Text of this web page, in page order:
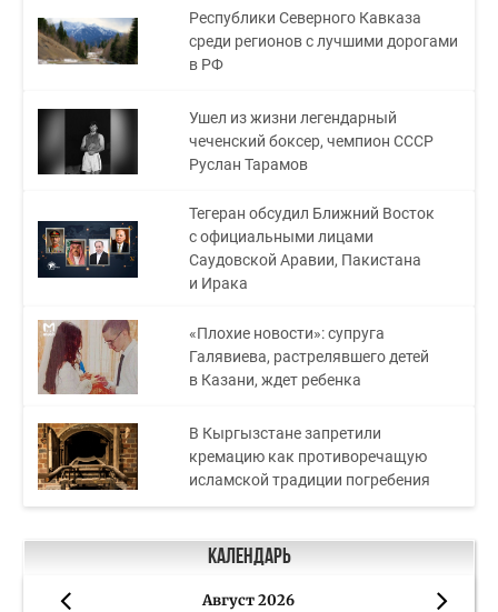
Республики Северного Кавказа
среди регионов с лучшими дорогами
в РФ
Ушел из жизни легендарный
чеченский боксер, чемпион СССР
Руслан Тарамов
Тегеран обсудил Ближний Восток
с официальными лицами
Саудовской Аравии, Пакистана
и Ирака
«Плохие новости»: супруга
Галявиева, растрелявшего детей
в Казани, ждет ребенка
В Кыргызстане запретили
кремацию как противоречащую
исламской традиции погребения
Календарь
Август 2026